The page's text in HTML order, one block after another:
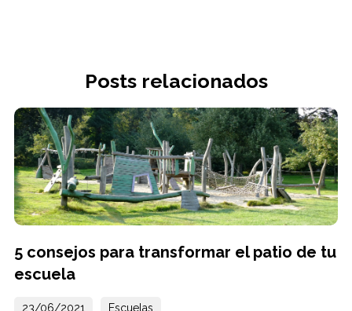
Posts relacionados
5 consejos para transformar el patio de tu
escuela
23/06/2021 Escuelas